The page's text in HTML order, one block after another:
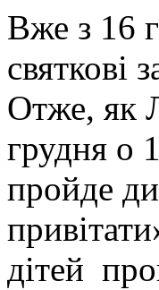
Вже з 16
святкові
Отже, як
грудня о
пройде
дітей